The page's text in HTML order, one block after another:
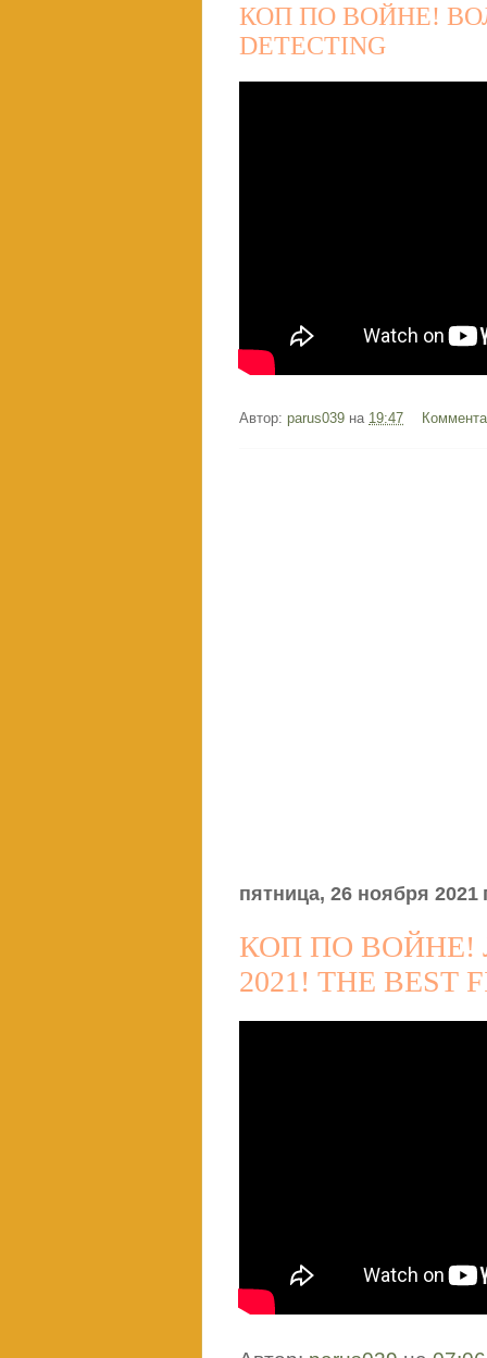
КОП ПО ВОЙНЕ!
DETECTING
Автор: parus039 на 19:47
пятница, 26 ноября 2021
КОП ПО
2021! THE BEST